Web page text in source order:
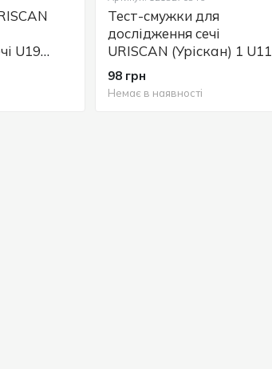
U19
50
Тест-смужки для
дослідження сечі
URISCAN (Уріскан) 1 U11
Protein Strip (білок), 50
шт.
98 грн
Немає в наявності